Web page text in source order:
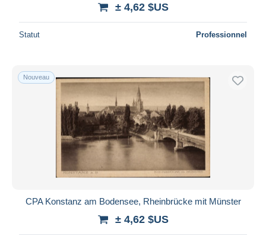
± 4,62 $US
Statut Professionnel
Nouveau
CPA Konstanz am Bodensee, Rheinbrücke mit Münster
± 4,62 $US